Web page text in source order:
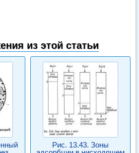
из этой статьи
Рис. 13.43. Зоны